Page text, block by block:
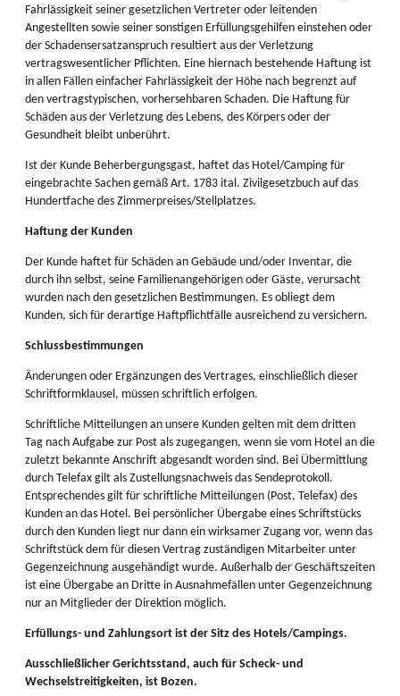
Fahrlässigkeit seiner gesetzlichen Vertreter oder leitenden
Angestellten sowie seiner sonstigen Erfüllungsgehilfen einstehen oder
der Schadensersatzanspruch resultiert aus der Verletzung
vertragswesentlicher Pflichten. Eine hiernach bestehende Haftung ist
in allen Fällen einfacher Fahrlässigkeit der Höhe nach begrenzt auf
den vertragstypischen, vorhersehbaren Schaden. Die Haftung für
Schäden aus der Verletzung des Lebens, des Körpers oder der
Gesundheit bleibt unberührt.
Ist der Kunde Beherbergungsgast, haftet das Hotel/Camping für
eingebrachte Sachen gemäß Art. 1783 ital. Zivilgesetzbuch auf das
Hundertfache des Zimmerpreises/Stellplatzes.
Haftung der Kunden
Der Kunde haftet für Schäden an Gebäude und/oder Inventar, die
durch ihn selbst, seine Familienangehörigen oder Gäste, verursacht
wurden nach den gesetzlichen Bestimmungen. Es obliegt dem
Kunden, sich für derartige Haftpflichtfälle ausreichend zu versichern.
Schlussbestimmungen
Änderungen oder Ergänzungen des Vertrages, einschließlich dieser
Schriftformklausel, müssen schriftlich erfolgen.
Schriftliche Mitteilungen an unsere Kunden gelten mit dem dritten
Tag nach Aufgabe zur Post als zugegangen, wenn sie vom Hotel an die
zuletzt bekannte Anschrift abgesandt worden sind. Bei Übermittlung
durch Telefax gilt als Zustellungsnachweis das Sendeprotokoll.
Entsprechendes gilt für schriftliche Mitteilungen (Post, Telefax) des
Kunden an das Hotel. Bei persönlicher Übergabe eines Schriftstücks
durch den Kunden liegt nur dann ein wirksamer Zugang vor, wenn das
Schriftstück dem für diesen Vertrag zuständigen Mitarbeiter unter
Gegenzeichnung ausgehändigt wurde. Außerhalb der Geschäftszeiten
ist eine Übergabe an Dritte in Ausnahmefällen unter Gegenzeichnung
nur an Mitglieder der Direktion möglich.
Erfüllungs- und Zahlungsort ist der Sitz des Hotels/Campings.
Ausschließlicher Gerichtsstand, auch für Scheck- und
Wechselstreitigkeiten, ist Bozen.